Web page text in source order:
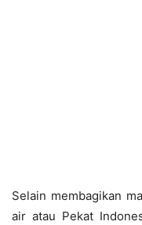
Selain membagikan
air atau Pekat